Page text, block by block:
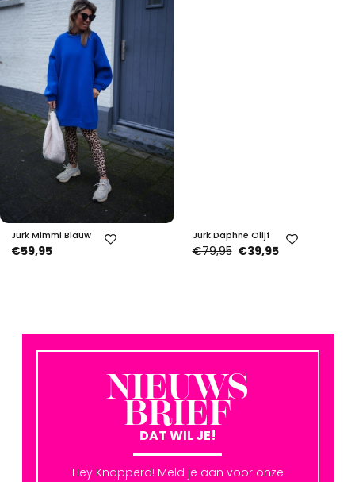
Jurk Mimmi Blauw
€59,95
Jurk Daphne Olijf
€79,95 €39,95
NIEUWS
BRIEF
DAT WIL JE!
Hey Knapperd! Meld je aan voor onze